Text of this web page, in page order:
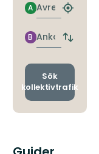
Avresa
A
Hitta
Ankomst
B
Byt
och
Sök
kollektivtrafik